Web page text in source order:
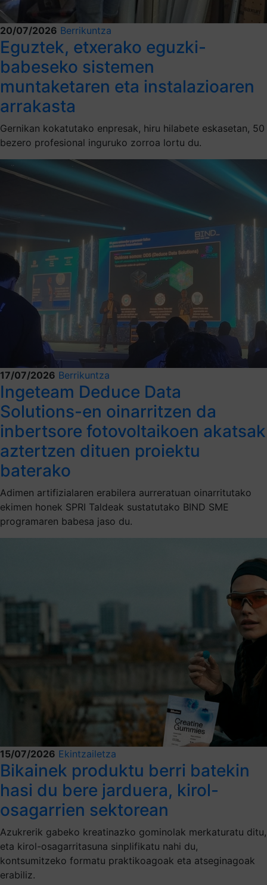
20/07/2026 Berrikuntza
Eguztek, etxerako eguzki-
babeseko sistemen
muntaketaren eta instalazioaren
arrakasta
Gernikan kokatutako enpresak, hiru hilabete eskasetan, 50
bezero profesional inguruko zorroa lortu du.
17/07/2026 Berrikuntza
Ingeteam Deduce Data
Solutions-en oinarritzen da
inbertsore fotovoltaikoen akatsak
aztertzen dituen proiektu
baterako
Adimen artifizialaren erabilera aurreratuan oinarritutako
ekimen honek SPRI Taldeak sustatutako BIND SME
programaren babesa jaso du.
15/07/2026 Ekintzailetza
Bikainek produktu berri batekin
hasi du bere jarduera, kirol-
osagarrien sektorean
Azukrerik gabeko kreatinazko gominolak merkaturatu ditu,
eta kirol-osagarritasuna sinplifikatu nahi du,
kontsumitzeko formatu praktikoagoak eta atseginagoak
erabiliz.